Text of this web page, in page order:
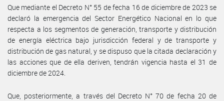
Que mediante el Decreto N° 55 de fecha 16 de diciembre de 2023 se
declaró la emergencia del Sector Energético Nacional en lo que
respecta a los segmentos de generación, transporte y distribución
de energía eléctrica bajo jurisdicción federal y de transporte y
distribución de gas natural, y se dispuso que la citada declaración y
las acciones que de ella deriven, tendrán vigencia hasta el 31 de
diciembre de 2024.
Que, posteriormente, a través del Decreto N° 70 de fecha 20 de